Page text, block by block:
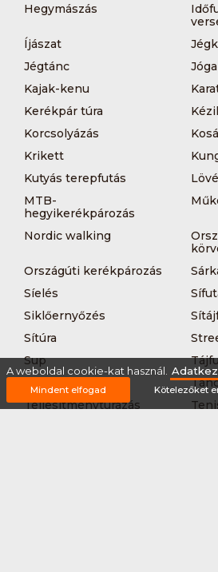
Hegymászás
Íjászat
Jégtánc
Jóga
Kajak-kenu
Kerékpár túra
Korcsolyázás
Krikett
Kutyás terepfutás
MTB-
hegyikerékpározás
Nordic walking
Országúti kerékpározás
Síelés
Siklőernyőzés
Sítúra
Sup
Teljesítménytúrázás
A weboldal cookie-kat használ.
Mindent elfogad Kötelezőket